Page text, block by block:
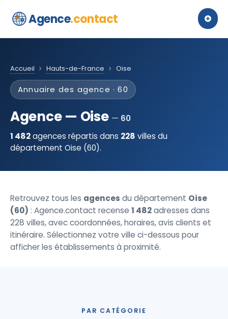
Agence.contact
Accueil Hauts-de-France Oise
Annuaire des agence · 60
Agence — Oise
60
1 482agences répartis dans 228 villes du
département Oise (60).
Retrouvez tous les agences du département Oise
(60) : Agence.contact recense 1 482adresses dans
228 villes, avec coordonnées, horaires, avis clients et
itinéraire. Sélectionnez votre ville ci-dessous pour
afficher les établissements à proximité.
PAR CATÉGORIE